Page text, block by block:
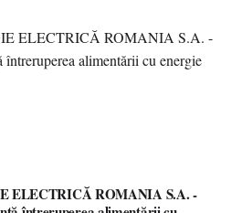
ELECTRICĂ ROMANIA S.A. -